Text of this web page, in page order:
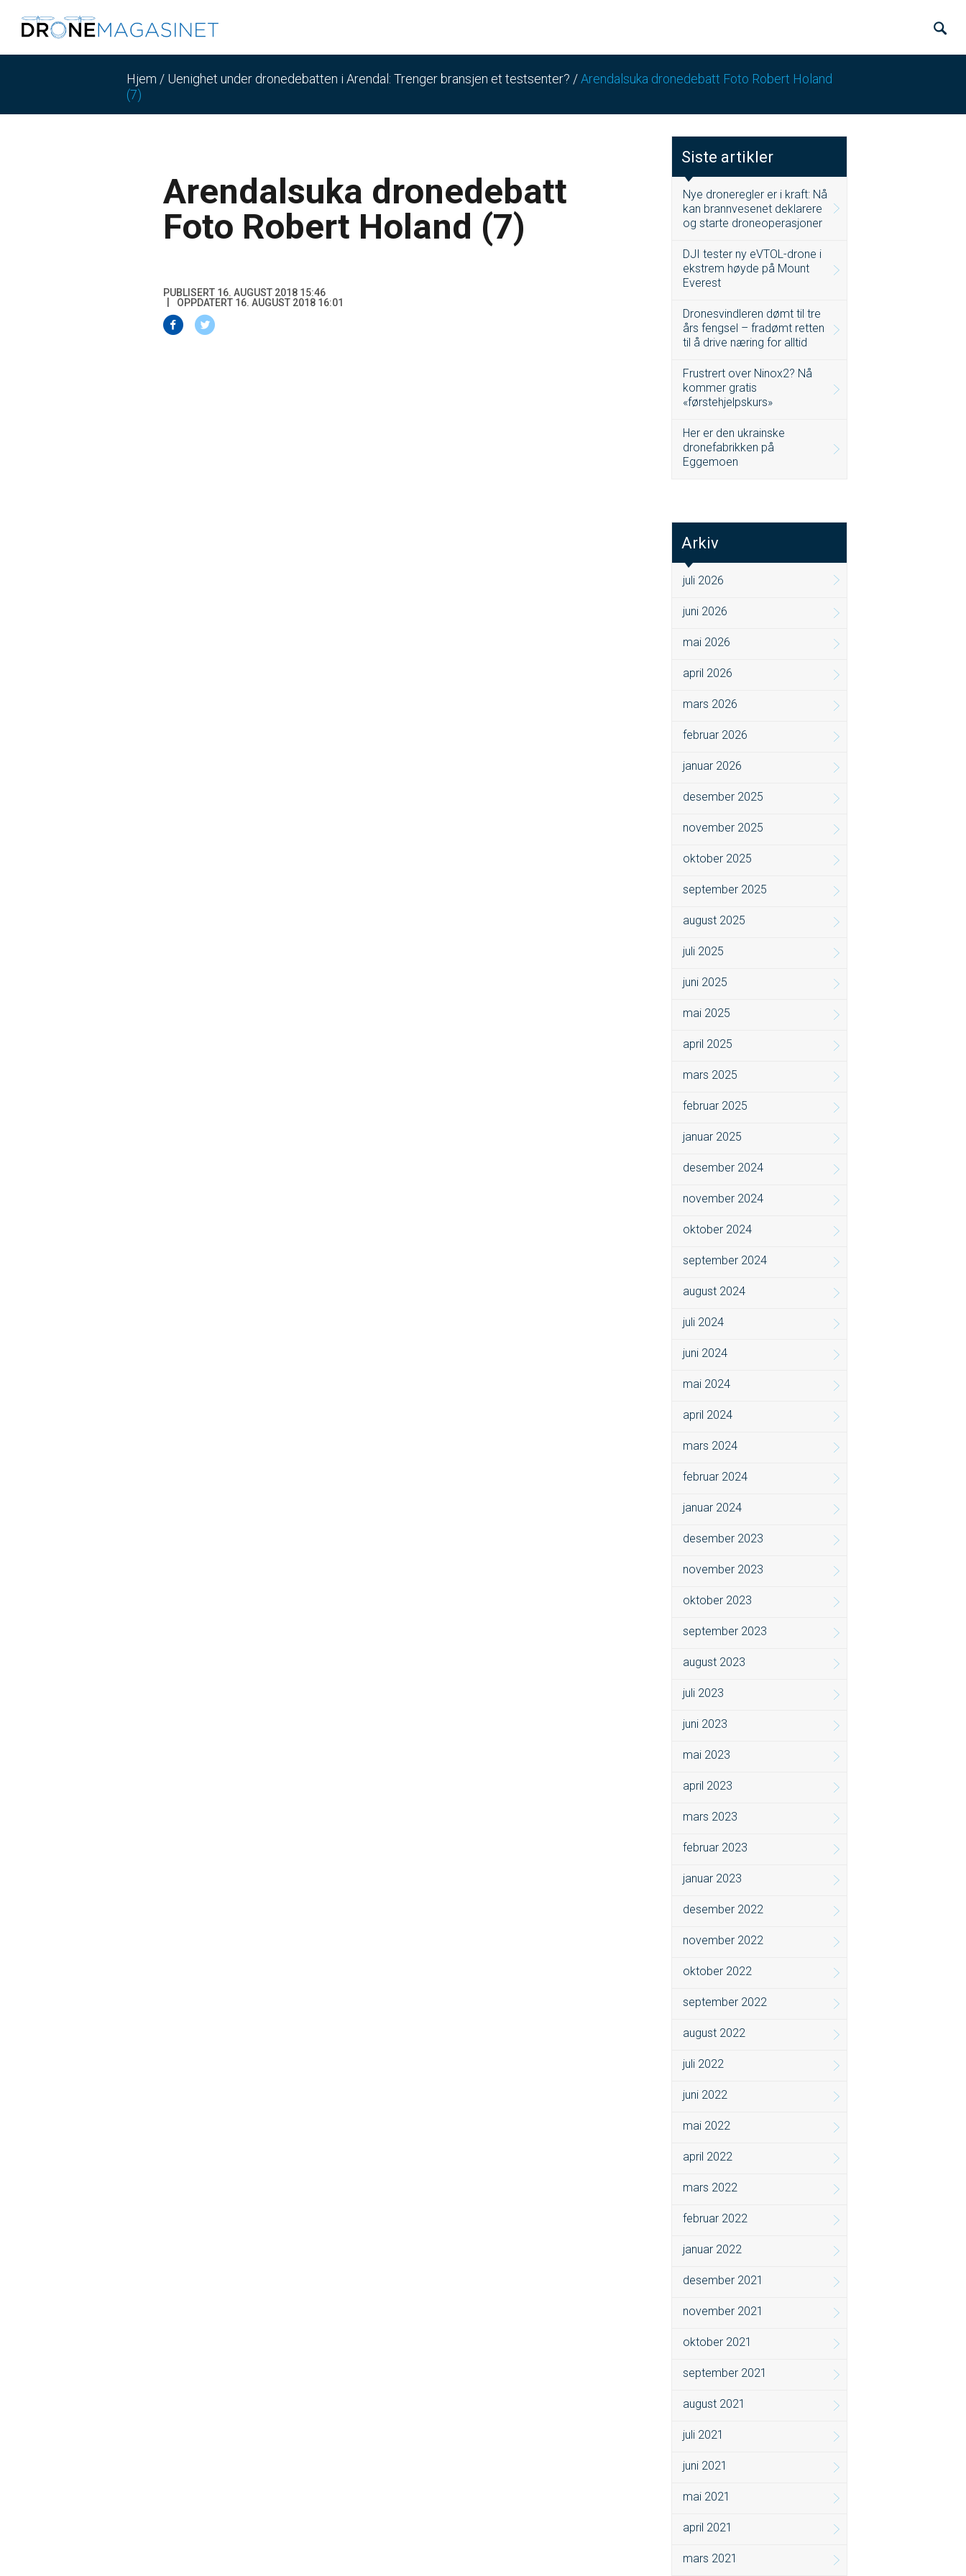
Hjem / Uenighet under dronedebatten i Arendal: Trenger bransjen et testsenter? /Arendalsuka dronedebatt Foto Robert Holand
(7)
Arendalsuka dronedebatt
Foto Robert Holand (7)
PUBLISERT 16. AUGUST 2018 15:46
OPPDATERT 16. AUGUST 2018 16:01
Siste artikler
Nye droneregler er i kraft: Nå
kan brannvesenet deklarere
og starte droneoperasjoner
DJI tester ny eVTOL-drone i
ekstrem høyde på Mount
Everest
Dronesvindleren dømt til tre
års fengsel – fradømt retten
til å drive næring for alltid
Frustrert over Ninox2? Nå
kommer gratis
«førstehjelpskurs»
Her er den ukrainske
dronefabrikken på
Eggemoen
Arkiv
juli 2026
juni 2026
mai 2026
april 2026
mars 2026
februar 2026
januar 2026
desember 2025
november 2025
oktober 2025
september 2025
august 2025
juli 2025
juni 2025
mai 2025
april 2025
mars 2025
februar 2025
januar 2025
desember 2024
november 2024
oktober 2024
september 2024
august 2024
juli 2024
juni 2024
mai 2024
april 2024
mars 2024
februar 2024
januar 2024
desember 2023
november 2023
oktober 2023
september 2023
august 2023
juli 2023
juni 2023
mai 2023
april 2023
mars 2023
februar 2023
januar 2023
desember 2022
november 2022
oktober 2022
september 2022
august 2022
juli 2022
juni 2022
mai 2022
april 2022
mars 2022
februar 2022
januar 2022
desember 2021
november 2021
oktober 2021
september 2021
august 2021
juli 2021
juni 2021
mai 2021
april 2021
mars 2021